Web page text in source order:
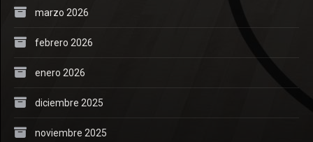
marzo 2026
febrero 2026
enero 2026
diciembre 2025
noviembre 2025